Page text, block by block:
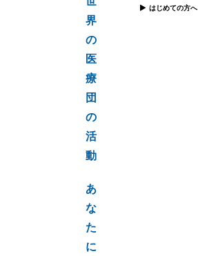
界
の
医
療
団
の
活
動
あ
な
た
に
はじめての方へ